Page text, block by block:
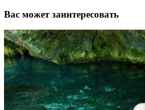
Вас может заинтересовать